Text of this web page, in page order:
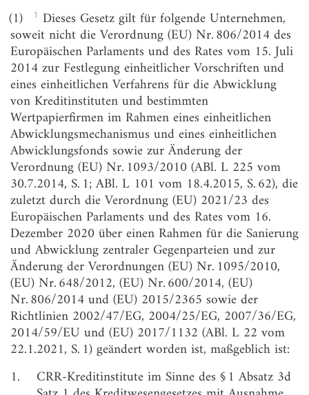
§ 1
Anwendungsbereich; Verhältnis zur SRM-
Verordnung; Umsetzung von Beschlüssen
des Ausschusses
§ 2
Begriffsbestimmungen
§ 3
Abwicklungsbehörde; Aufsichtsbehörde
§ 4
Vertraulichkeit von Informationen;
personenbezogene Daten; Informationsansprüche
§ 5
Verschwiegenheitspflicht
§ 6
Zulässiger Informationsaustausch zwischen
Behörden im Rahmen dieses Gesetzes
§ 7
Weitergabe von Informationen an sonstige Stellen
§ 8
Vertraulichkeit gegenüber Drittstaaten
§ 9
Vorabprüfung auf Vertraulichkeit bei sonstiger
Weitergabe von Informationen
§ 10
Sonstige Vorschriften
§ 11
Zugang zu Informationen
Aufsichtsrechtliche Vorschriften und Anforderungen zur
Vorbereitung der Sanierung und zur Frühintervention
(1) 1 Dieses Gesetz gilt für folgende Unternehmen,
soweit nicht die Verordnung (EU) Nr. 806/2014 des
Europäischen Parlaments und des Rates vom 15. Juli
2014 zur Festlegung einheitlicher Vorschriften und
eines einheitlichen Verfahrens für die Abwicklung
von Kreditinstituten und bestimmten
Wertpapierfirmen im Rahmen eines einheitlichen
Abwicklungsmechanismus und eines einheitlichen
Abwicklungsfonds sowie zur Änderung der
Verordnung (EU) Nr. 1093/2010 (ABl. L 225 vom
30.7.2014, S. 1; ABl. L 101 vom 18.4.2015, S. 62), die
zuletzt durch die Verordnung (EU) 2021/23 des
Europäischen Parlaments und des Rates vom 16.
Dezember 2020 über einen Rahmen für die Sanierung
und Abwicklung zentraler Gegenparteien und zur
Änderung der Verordnungen (EU) Nr. 1095/2010,
(EU) Nr. 648/2012, (EU) Nr. 600/2014, (EU)
Nr. 806/2014 und (EU) 2015/2365 sowie der
Richtlinien 2002/47/EG, 2004/25/EG, 2007/36/EG,
2014/59/EU und (EU) 2017/1132 (ABl. L 22 vom
22.1.2021, S. 1) geändert worden ist, maßgeblich ist:
1.
CRR-Kreditinstitute im Sinne des § 1 Absatz 3d